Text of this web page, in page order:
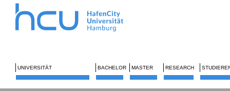
UNIVERSITÄT BACHELOR MASTER RESEARCH